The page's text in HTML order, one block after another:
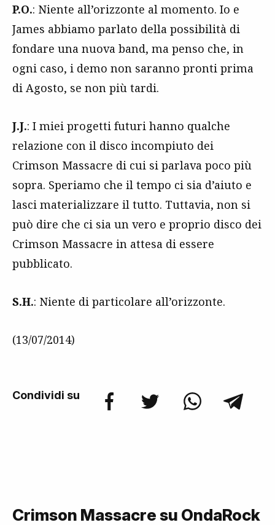
P.O.: Niente all’orizzonte al momento. Io e
James abbiamo parlato della possibilità di
fondare una nuova band, ma penso che, in
ogni caso, i demo non saranno pronti prima
di Agosto, se non più tardi.
J.J.: I miei progetti futuri hanno qualche
relazione con il disco incompiuto dei
Crimson Massacre di cui si parlava poco più
sopra. Speriamo che il tempo ci sia d’aiuto e
lasci materializzare il tutto. Tuttavia, non si
può dire che ci sia un vero e proprio disco dei
Crimson Massacre in attesa di essere
pubblicato.
S.H.: Niente di particolare all’orizzonte.
(13/07/2014)
Condividi su
Crimson Massacre su OndaRock